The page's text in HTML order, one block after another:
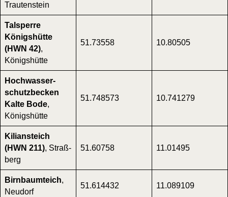
Trau­ten­stein
Tal­sper­re
Königs­hüt­te
(HWN 42),
Königs­hüt­te
51.73558 10.80505
Hoch­was­ser­
schutz­be­cken
Kal­te Bode,
Königs­hüt­te
51.748573 10.741279
Kili­ans­teich
(HWN 211), Straß­
berg
51.60758 11.01495
Birn­baum­teich,
Neu­dorf
51.614432 11.089109